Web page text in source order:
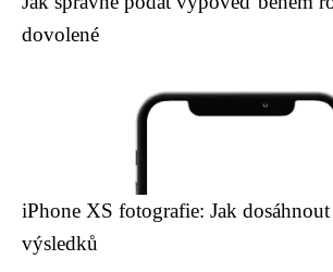
dovolené
iPhone XS fotografie: Jak
výsledků